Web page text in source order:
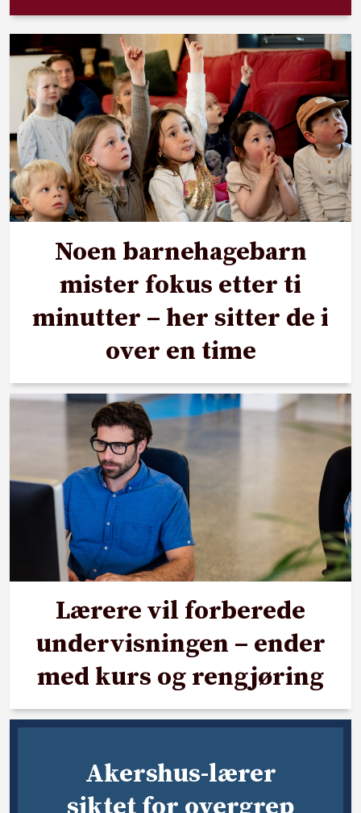
Noen barnehagebarn
mister fokus etter ti
minutter – her sitter de i
over en time
Lærere vil forberede
undervisningen – ender
med kurs og rengjøring
Akershus-lærer